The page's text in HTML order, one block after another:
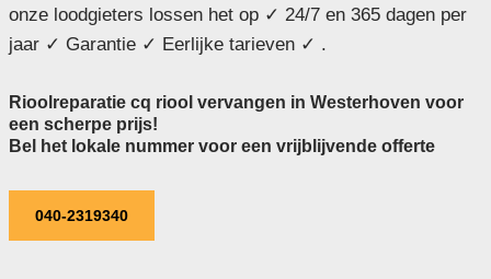
onze loodgieters lossen het op ✓ 24/7 en 365 dagen per
jaar ✓ Garantie ✓ Eerlijke tarieven ✓ .
Rioolreparatie cq riool vervangen in Westerhoven voor
een scherpe prijs!
Bel het lokale nummer voor een vrijblijvende offerte
040-2319340